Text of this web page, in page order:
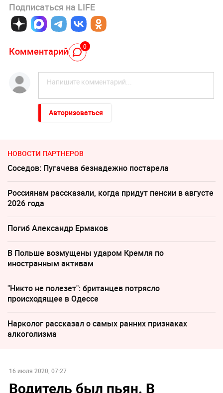
Подписаться на LIFE
Комментарий 0
Авторизоваться
НОВОСТИ ПАРТНЕРОВ
Соседов: Пугачева безнадежно постарела
Россиянам рассказали, когда придут пенсии в августе
2026 года
Погиб Александр Ермаков
В Польше возмущены ударом Кремля по
иностранным активам
"Никто не полезет": британцев потрясло
происходящее в Одессе
Нарколог рассказал о самых ранних признаках
алкоголизма
16 июля 2020, 07:27
Водитель был пьян. В